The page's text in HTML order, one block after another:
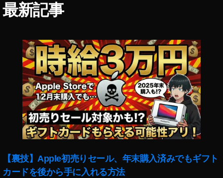
最新記事
【裏技】Apple初売りセール、年末購入済みでもギフト
カードを後から手に入れる方法